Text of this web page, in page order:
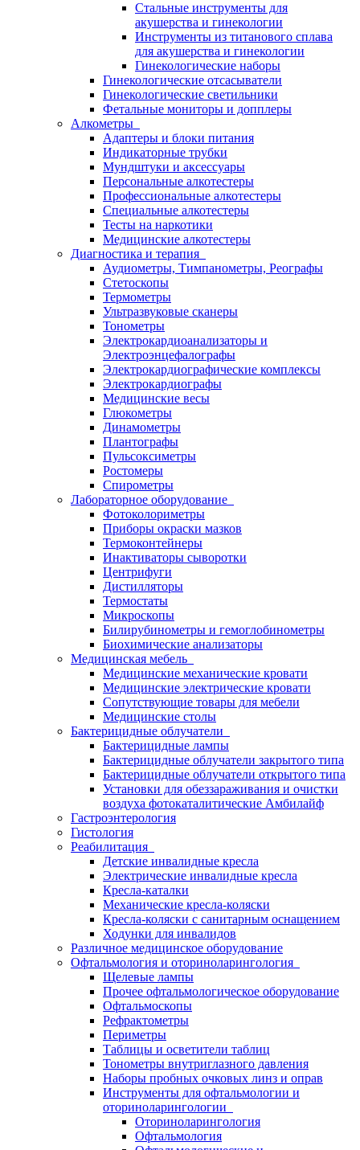
Стальные инструменты для
акушерства и гинекологии
Инструменты из титанового сплава
для акушерства и гинекологии
Гинекологические наборы
Гинекологические отсасыватели
Гинекологические светильники
Фетальные мониторы и допплеры
Алкометры
Адаптеры и блоки питания
Индикаторные трубки
Мундштуки и аксессуары
Персональные алкотестеры
Профессиональные алкотестеры
Специальные алкотестеры
Тесты на наркотики
Медицинские алкотестеры
Диагностика и терапия
Аудиометры, Тимпанометры, Реографы
Стетоскопы
Термометры
Ультразвуковые сканеры
Тонометры
Электрокардиоанализаторы и
Электроэнцефалографы
Электрокардиографические комплексы
Электрокардиографы
Медицинские весы
Глюкометры
Динамометры
Плантографы
Пульсоксиметры
Ростомеры
Спирометры
Лабораторное оборудование
Фотоколориметры
Приборы окраски мазков
Термоконтейнеры
Инактиваторы сыворотки
Центрифуги
Дистилляторы
Термостаты
Микроскопы
Билирубинометры и гемоглобинометры
Биохимические анализаторы
Медицинская мебель
Медицинские механические кровати
Медицинские электрические кровати
Сопутствующие товары для мебели
Медицинские столы
Бактерицидные облучатели
Бактерицидные лампы
Бактерицидные облучатели закрытого типа
Бактерицидные облучатели открытого типа
Установки для обеззараживания и очистки
воздуха фотокаталитические Амбилайф
Гастроэнтерология
Гистология
Реабилитация
Детские инвалидные кресла
Электрические инвалидные кресла
Кресла-каталки
Механические кресла-коляски
Кресла-коляски с санитарным оснащением
Ходунки для инвалидов
Различное медицинское оборудование
Офтальмология и оториноларингология
Щелевые лампы
Прочее офтальмологическое оборудование
Офтальмоскопы
Рефрактометры
Периметры
Таблицы и осветители таблиц
Тонометры внутриглазного давления
Наборы пробных очковых линз и оправ
Инструменты для офтальмологии и
оториноларингологии
Оториноларингология
Офтальмология